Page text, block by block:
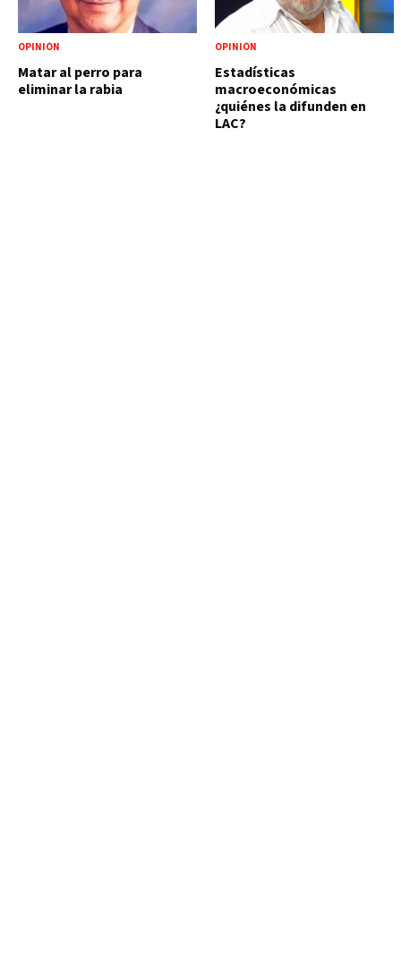
OPINIÓN
Matar al perro para
eliminar la rabia
OPINIÓN
Estadísticas
macroeconómicas
¿quiénes la difunden en
LAC?